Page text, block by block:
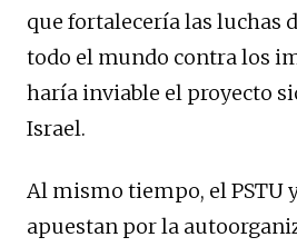
que fortalecería las luchas
todo el mundo contra los
haría inviable el proyecto
Israel.
Al mismo tiempo, el PSTU
apuestan por la